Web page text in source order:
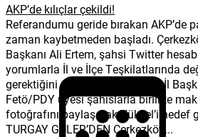
AKP’de kılıçlar çekildi!
Referandumu geride bırakan AKP’de
zaman kaybetmeden başladı.
Başkanı Ali Ertem, şahsi Twitter
yorumlarla İl ve İlçe Teşkilatlarında
gerektiğini savunurken, mevcut İl
Fetö/PDY üyesi şahıslarla birlikte
fotoğrafını paylaşarak Yüksel’i hedef
TURGAY GÜLER’DEN Çerkezköy...